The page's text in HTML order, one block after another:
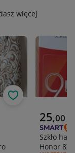
więcej
Obserwuj
Aktualna
25,00
Szkło
Honor 8X